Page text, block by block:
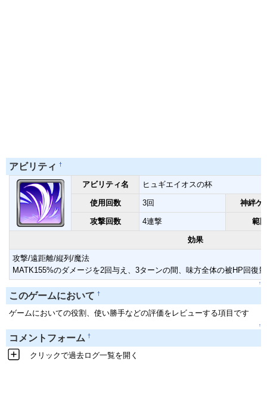
アビリティ †
アビリティ名 ヒュギエイオスの杯
使用回数 3回 神絆ゲ
攻撃回数 4連撃 範囲
効果
攻撃/遠距離/縦列/魔法
MATK155%のダメージを2回与え、3ターンの間、味方全体の被HP回復
↑
このゲームにおいて †
ゲームにおいての役割、使い勝手などの評価をレビューする項目です
↑
コメントフォーム †
クリックで過去ログ一覧を開く